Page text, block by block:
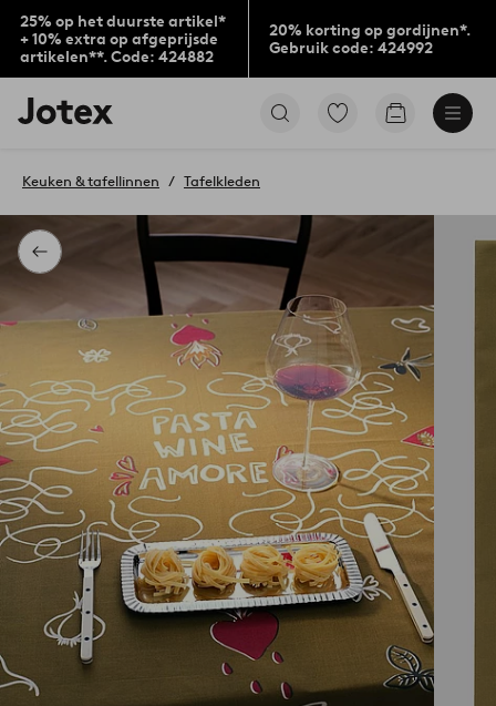
25% op het duurste artikel*
+ 10% extra op afgeprijsde
artikelen**. Code: 424882
20% korting op gordijnen*.
Gebruik code: 424992
Jotex
logo
to
home
page
Ga
Go
Terug
Keuken & tafellinnen Tafelkleden